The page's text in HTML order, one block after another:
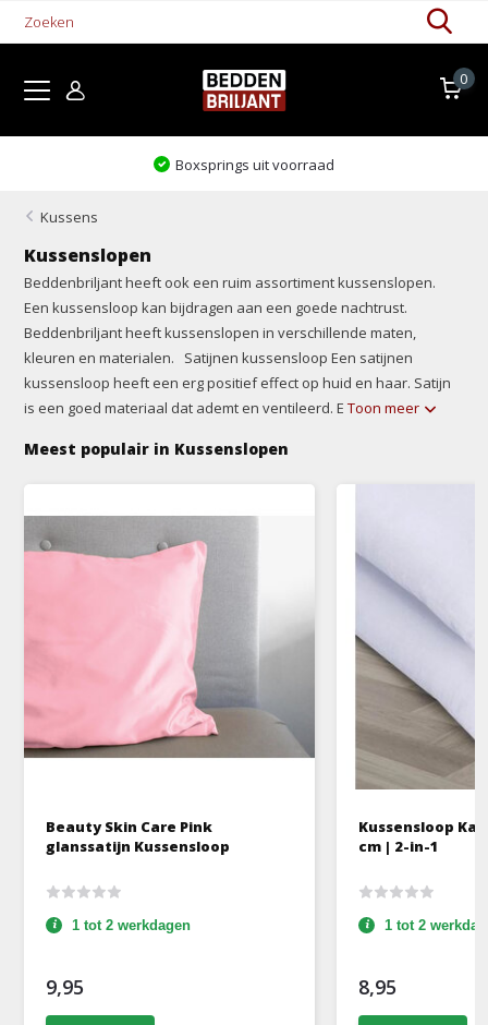
0
Boxsprings uit voorraad
Kussens
Kussenslopen
Beddenbriljant heeft ook een ruim assortiment kussenslopen.
Een kussensloop kan bijdragen aan een goede nachtrust.
Beddenbriljant heeft kussenslopen in verschillende maten,
kleuren en materialen. Satijnen kussensloop Een satijnen
kussensloop heeft een erg positief effect op huid en haar. Satijn
is een goed materiaal dat ademt en ventileerd. EToon meer
Meest populair in Kussenslopen
Beauty Skin Care Pink
glanssatijn Kussensloop
1 tot 2 werkdagen
9,95
Kussensloop
cm | 2-in-1
1 tot 2
8,95